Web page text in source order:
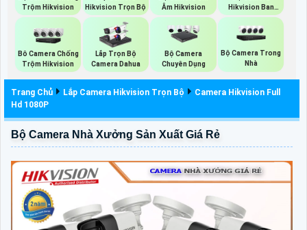
Trộm Hikvision
Hikvision Trọn Bộ
Âm Hikvision
Hikvision Ban
Đêm Có Màu
Bô Camera Chống
Trộm Hikvision
Lắp Trọn Bộ
Camera Dahua
Bộ Camera
Chuyên Dụng
Bộ Camera Trong
Nhà
Trang Chủ Lắp Camera Hikvision Trọn Bộ
Camera Hikvision Full
Hd 1080P
Bộ Camera Nhà Xưởng Sản Xuất Giá Rẻ